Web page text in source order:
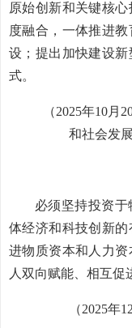
原始创新和关键核
度融合，一体推进
设；提出加快建设
式。
（2025年10
和社会发
必须坚持投资
体经济和科技创新
进物质资本和人力
人双向赋能、相互促
（2025年